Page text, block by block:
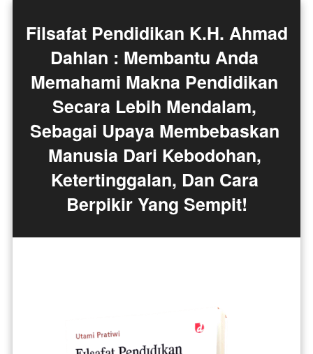
Filsafat Pendidikan K.H. Ahmad
Dahlan : Membantu Anda
Memahami Makna Pendidikan
Secara Lebih Mendalam,
Sebagai Upaya Membebaskan
Manusia Dari Kebodohan,
Ketertinggalan, Dan Cara
Berpikir Yang Sempit!